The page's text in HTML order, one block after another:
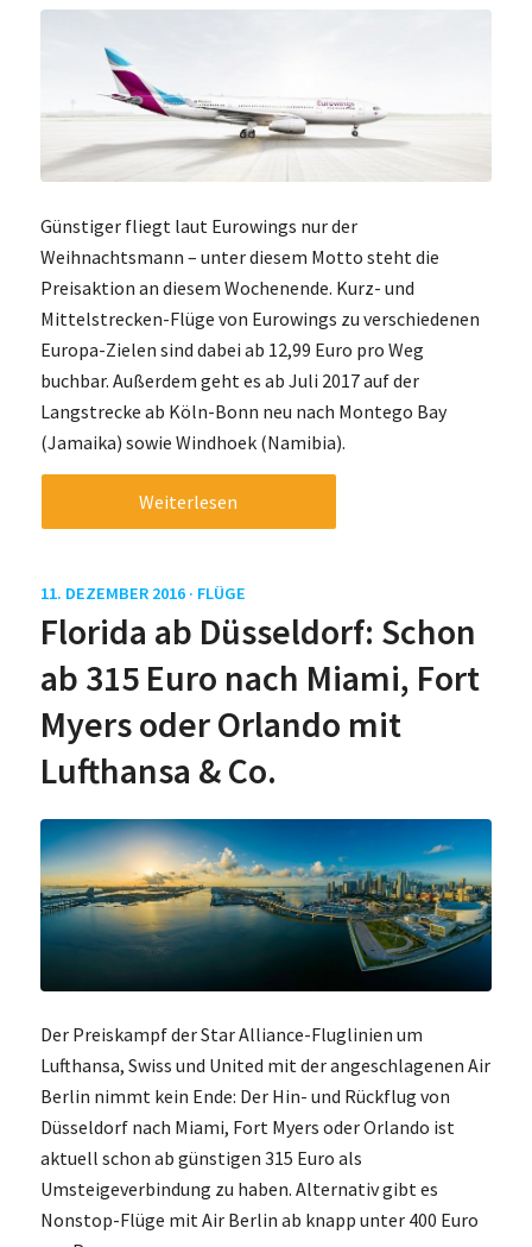
Günstiger fliegt laut Eurowings nur der
Weihnachtsmann – unter diesem Motto steht die
Preisaktion an diesem Wochenende. Kurz- und
Mittelstrecken-Flüge von Eurowings zu verschiedenen
Europa-Zielen sind dabei ab 12,99 Euro pro Weg
buchbar. Außerdem geht es ab Juli 2017 auf der
Langstrecke ab Köln-Bonn neu nach Montego Bay
(Jamaika) sowie Windhoek (Namibia).
Weiterlesen
11. DEZEMBER 2016 · FLÜGE
Florida ab Düsseldorf: Schon
ab 315 Euro nach Miami, Fort
Myers oder Orlando mit
Lufthansa & Co.
Der Preiskampf der Star Alliance-Fluglinien um
Lufthansa, Swiss und United mit der angeschlagenen Air
Berlin nimmt kein Ende: Der Hin- und Rückflug von
Düsseldorf nach Miami, Fort Myers oder Orlando ist
aktuell schon ab günstigen 315 Euro als
Umsteigeverbindung zu haben. Alternativ gibt es
Nonstop-Flüge mit Air Berlin ab knapp unter 400 Euro